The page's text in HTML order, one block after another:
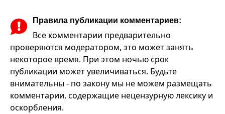
Правила публикации комментариев:
Все комментарии предварительно
проверяются модератором, это может занять
некоторое время. При этом ночью срок
публикации может увеличиваться. Будьте
внимательны - по закону мы не можем размещать
комментарии, содержащие нецензурную лексику и
оскорбления.